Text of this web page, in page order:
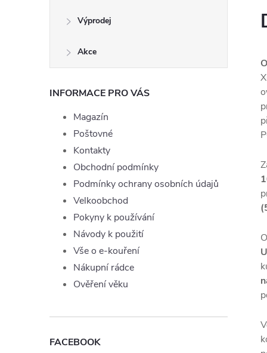
Výprodej
Akce
INFORMACE PRO VÁS
Magazín
Poštovné
Kontakty
Obchodní podmínky
Podmínky ochrany osobních údajů
Velkoobchod
Pokyny k používání
Návody k použití
Vše o e-kouření
Nákupní rádce
Ověření věku
FACEBOOK